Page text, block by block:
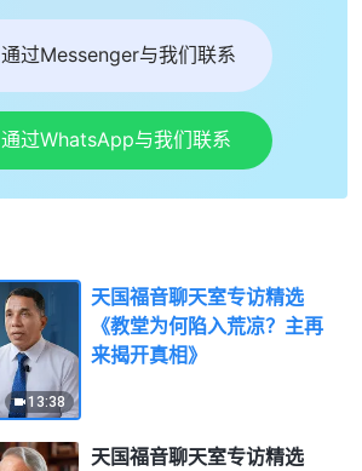
通过Messenger与我们联系
通过WhatsApp与我们联系
13:38
天国福音聊天室专访精选
《教堂为何陷入荒凉？主再
来揭开真相》
天国福音聊天室专访精选